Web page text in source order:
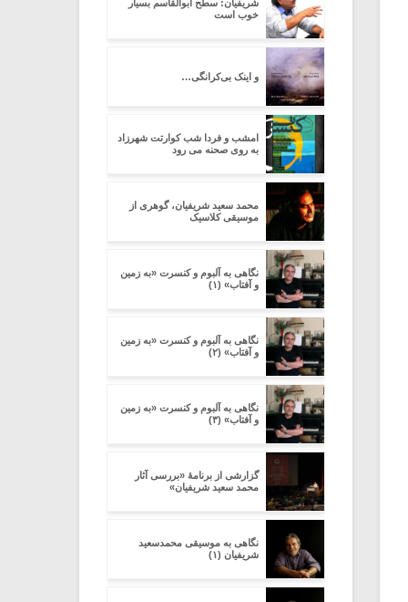
شریفیان: سطح ابوالقاسم بسیار
خوب است
و اینک بی‌کرانگی…
امشب و فردا شب کوارتت شهرزاد
به روی صحنه می رود
محمد سعید شریفیان، گوهری از
موسیقی کلاسیک
نگاهی به آلبوم و کنسرت «به زمین
و آفتاب» (۱)
نگاهی به آلبوم و کنسرت «به زمین
و آفتاب» (۲)
نگاهی به آلبوم و کنسرت «به زمین
و آفتاب» (۳)
گزارشی از برنامۀ «بررسی آثار
محمد سعید شریفیان»
نگاهی به موسیقی محمدسعید
شریفیان (۱)